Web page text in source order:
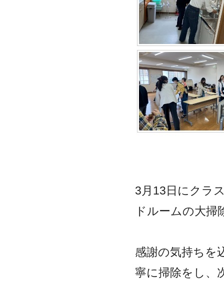
3月 13 日にクラ
ドルームの大掃
感謝の気持ちを
寧に掃除をし、